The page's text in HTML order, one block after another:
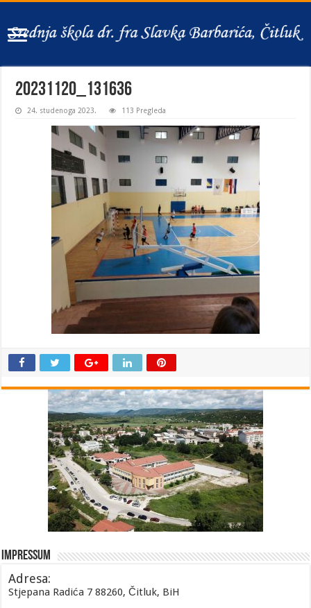
20231120_131636
24. studenoga 2023. 113 Pregleda
Impressum
Adresa:
Stjepana Radića 7 88260, Čitluk, BiH